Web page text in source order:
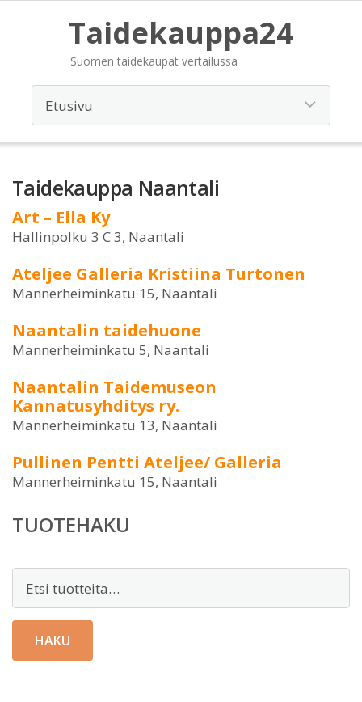
Taidekauppa24
Suomen taidekaupat vertailussa
Taidekauppa Naantali
Art – Ella Ky
Hallinpolku 3 C 3, Naantali
Ateljee Galleria Kristiina Turtonen
Mannerheiminkatu 15, Naantali
Naantalin taidehuone
Mannerheiminkatu 5, Naantali
Naantalin Taidemuseon
Kannatusyhditys ry.
Mannerheiminkatu 13, Naantali
Pullinen Pentti Ateljee/ Galleria
Mannerheiminkatu 15, Naantali
TUOTEHAKU
HAKU